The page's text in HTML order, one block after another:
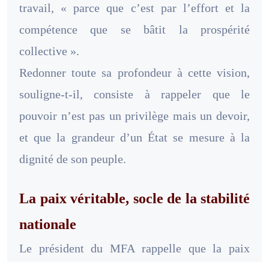
travail, « parce que c’est par l’effort et la
compétence que se bâtit la prospérité
collective ».
Redonner toute sa profondeur à cette vision,
souligne-t-il, consiste à rappeler que le
pouvoir n’est pas un privilège mais un devoir,
et que la grandeur d’un État se mesure à la
dignité de son peuple.
La paix véritable, socle de la stabilité
nationale
Le président du MFA rappelle que la paix